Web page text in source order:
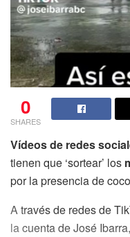
0
SHARES
Vídeos de redes
tienen que ‘sortear’ los
por la presencia de
A través de redes de
la cuenta de José